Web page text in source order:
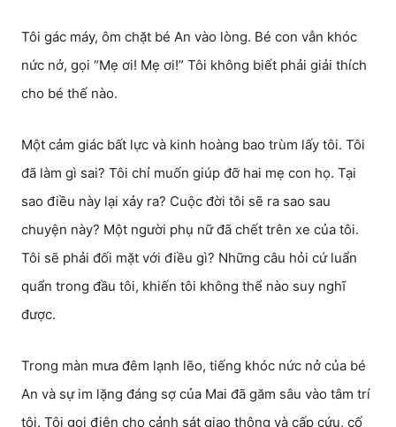
Tôi gác máy, ôm chặt bé An vào lòng. Bé con vẫn khóc
nức nở, gọi “Mẹ ơi! Mẹ ơi!” Tôi không biết phải giải thích
cho bé thế nào.
Một cảm giác bất lực và kinh hoàng bao trùm lấy tôi. Tôi
đã làm gì sai? Tôi chỉ muốn giúp đỡ hai mẹ con họ. Tại
sao điều này lại xảy ra? Cuộc đời tôi sẽ ra sao sau
chuyện này? Một người phụ nữ đã chết trên xe của tôi.
Tôi sẽ phải đối mặt với điều gì? Những câu hỏi cứ luẩn
quẩn trong đầu tôi, khiến tôi không thể nào suy nghĩ
được.
Trong màn mưa đêm lạnh lẽo, tiếng khóc nức nở của bé
An và sự im lặng đáng sợ của Mai đã găm sâu vào tâm trí
tôi. Tôi gọi điện cho cảnh sát giao thông và cấp cứu, cố